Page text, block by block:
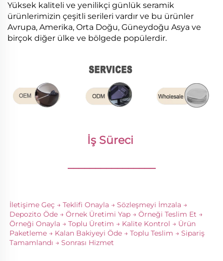
Yüksek kaliteli ve yenilikçi günlük seramik
ürünlerimizin çeşitli serileri vardır ve bu ürünler
Avrupa, Amerika, Orta Doğu, Güneydoğu Asya ve
birçok diğer ülke ve bölgede popülerdir.
İş Süreci
________________
İletişime Geç → Teklifi Onayla → Sözleşmeyi İmzala →
Depozito Öde → Örnek Üretimi Yap → Örneği Teslim Et →
Örneği Onayla → Toplu Üretim → Kalite Kontrol → Ürün
Paketleme → Kalan Bakiyeyi Öde → Toplu Teslim → Sipariş
Tamamlandı → Sonrası Hizmet